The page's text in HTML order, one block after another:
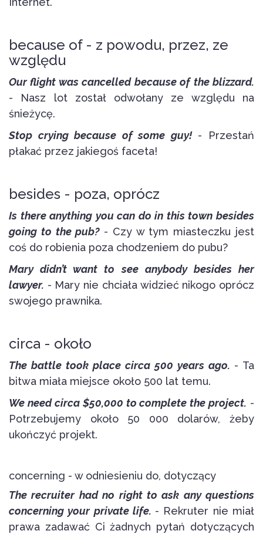
because of - z powodu, przez, ze
względu
Our flight was cancelled because of the blizzard.
- Nasz lot został odwołany ze względu na
śnieżycę.
Stop crying because of some guy!- Przestań
płakać przez jakiegoś faceta!
besides - poza, oprócz
Is there anything you can do in this town besides
going to the pub?- Czy w tym miasteczku jest
coś do robienia poza chodzeniem do pubu?
Mary didn’t want to see anybody besides her
lawyer. - Mary nie chciała widzieć nikogo oprócz
swojego prawnika.
circa - około
The battle took place circa 500 years ago. - Ta
bitwa miała miejsce około 500 lat temu.
We need circa $50,000 to complete the project. -
Potrzebujemy około 50 000 dolarów, żeby
ukończyć projekt.
concerning - w odniesieniu do, dotyczący
The recruiter had no right to ask any questions
concerning your private life. - Rekruter nie miał
prawa zadawać Ci żadnych pytań dotyczących